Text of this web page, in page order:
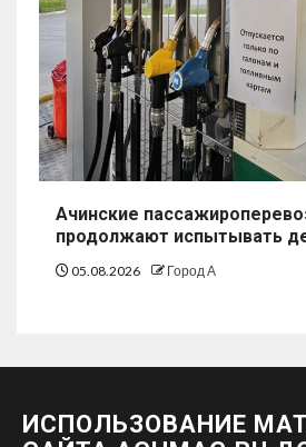
Ачинские
продолжают испытывать
05.08.2026 Город А
ИСПОЛЬЗОВАНИЕ